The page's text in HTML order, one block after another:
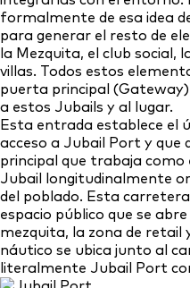
formalmente de esa idea
para generar el resto de
la Mezquita, el club social,
villas. Todos estos
puerta principal
a estos Jubails y al lugar.
Esta entrada establece el
acceso a Jubail Port y que
principal que trabaja
Jubail longitudinalmente
del poblado. Esta
espacio público que se
mezquita, la zona de retail
náutico se ubica junto al
literalmente Jubail Port